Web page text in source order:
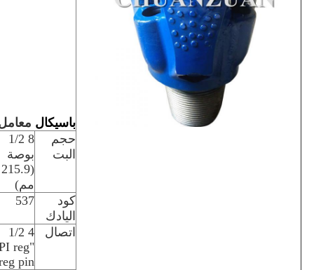
باسيكال
حجم
البت
8 1/2
بوصة
(215.9
مم)
كود
اليادك
537
اتصال
4 1/2
reg
pin